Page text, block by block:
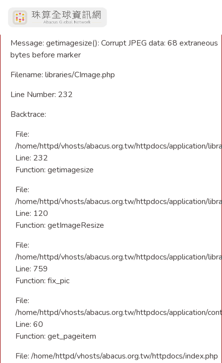
A PHP Error was encountered
Severity: Warning
Message: getimagesize(): Corrupt JPEG data: 68 extraneous
bytes before marker
Filename: libraries/CImage.php
Line Number: 232
Backtrace:
File:
/home/httpd/vhosts/abacus.org.tw/httpdocs/application/
Line: 232
Function: getimagesize
File:
/home/httpd/vhosts/abacus.org.tw/httpdocs/application/
Line: 120
Function: getImageResize
File:
/home/httpd/vhosts/abacus.org.tw/httpdocs/application/
Line: 759
Function: fix_pic
File:
/home/httpd/vhosts/abacus.org.tw/httpdocs/application/
Line: 60
Function: get_pageitem
File: /home/httpd/vhosts/abacus.org.tw/httpdocs/index.php